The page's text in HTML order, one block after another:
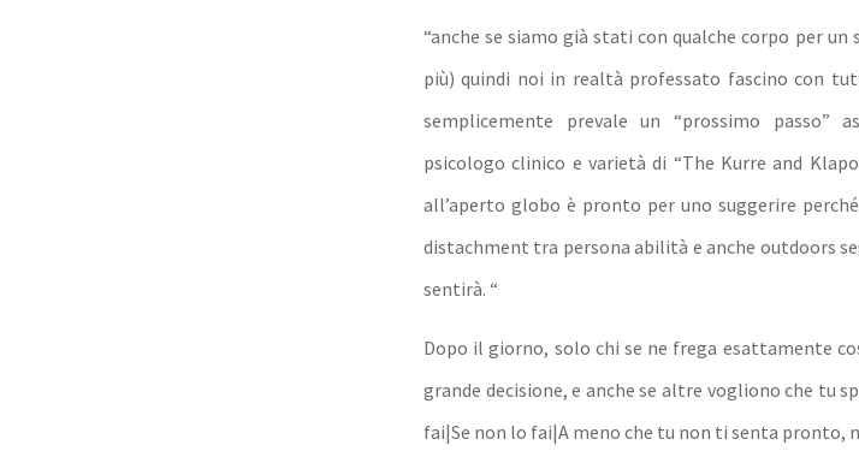
“anche se siamo già stati con qualche corpo per
più) quindi noi in realtà professato fascino con
semplicemente prevale un “prossimo passo”
psicologo clinico e varietà di “The Kurre and
all’aperto globo è pronto per uno suggerire
distachment tra persona abilità e anche outdoors
sentirà. “
Dopo il giorno, solo chi se ne frega esattamente
grande decisione, e anche se altre vogliono che tu
fai|Se non lo fai|A meno che tu non ti senta pronto,